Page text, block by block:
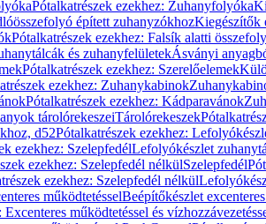
Pótalkatrészek ezekhez: Zuhanyfolyóka
épített zuhanyzókhozKiegészítők
Pótalkatrészek ezekhez: Falsík alatti
és zuhanyfelületekÁsványi
Pótalkatrészek ezekhez: Szerelőelemek
ezekhez: Zuhanykabinok
Pótalkatrészek ezekhez: Kádparavánok
tárolórekeszeiTárolórekeszek
d52Pótalkatrészek ezekhez:
ezekhez: SzelepfedélLefolyókészlet
ezekhez: Szelepfedél nélkülSzelepfedél
ezekhez: Szelepfedél nélkül
működtetésselBeépítőkészlet
működtetéssel és